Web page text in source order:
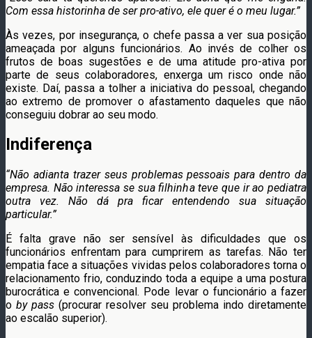
Com essa historinha de ser pro-ativo, ele quer é o meu lugar.”
Às vezes, por insegurança, o chefe passa a ver sua posição
ameaçada por alguns funcionários. Ao invés de colher os
frutos de boas sugestões e de uma atitude pro-ativa por
parte de seus colaboradores, enxerga um risco onde não
existe. Daí, passa a tolher a iniciativa do pessoal, chegando
ao extremo de promover o afastamento daqueles que não
conseguiu dobrar ao seu modo.
Indiferença
“Não adianta trazer seus problemas pessoais para dentro da
empresa. Não interessa se sua filhinha teve que ir ao pediatra
outra vez. Não dá pra ficar entendendo sua situação
particular.”
É falta grave não ser sensível às dificuldades que os
funcionários enfrentam para cumprirem as tarefas. Não ter
empatia face a situações vividas pelos colaboradores torna o
relacionamento frio, conduzindo toda a equipe a uma postura
burocrática e convencional. Pode levar o funcionário a fazer
o by pass (procurar resolver seu problema indo diretamente
ao escalão superior).